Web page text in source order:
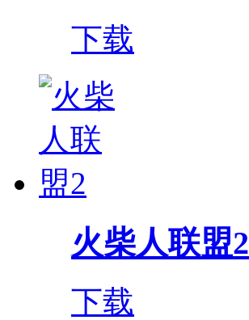
下载
火柴人联盟2
下载